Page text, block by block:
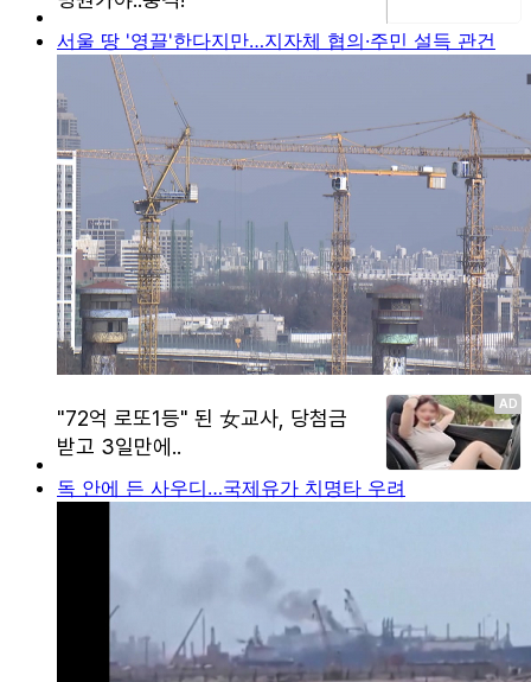
서울 땅 '영끌'한다지만…지자체 협의·주민 설득 관건
독 안에 든 사우디…국제유가 치명타 우려